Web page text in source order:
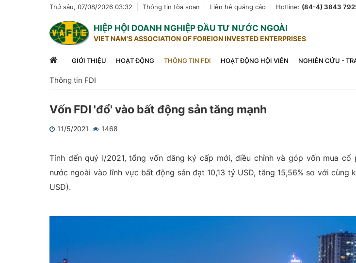
Thứ sáu, 07/08/2026 03:32 Thông tin tòa soạn Liên hệ quảng cáo Hotline: (84-4) 3843
HIỆP HỘI DOANH NGHIỆP ĐẦU TƯ NƯỚC NGOÀI
VIET NAM'S ASSOCIATION OF FOREIGN INVESTED ENTERPRISES
GIỚI THIỆU HOẠT ĐỘNG THÔNG TIN FDI HOẠT ĐỘNG HỘI VIÊN NGHIÊN CỨU -
Thông tin FDI
Vốn FDI 'đổ' vào bất động sản tăng mạnh
11/5/2021
1468
Tính đến quý I/2021, tổng vốn đăng ký cấp mới, điều chỉnh và góp vốn mua cổ
nước ngoài vào lĩnh vực bất động sản đạt 10,13 tỷ USD, tăng 15,56% so với cùng
USD).